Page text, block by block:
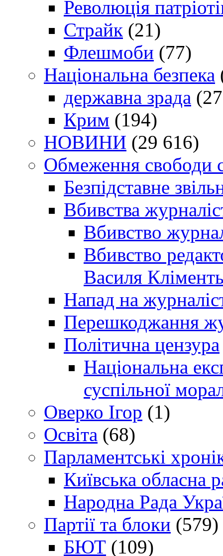
Революція
Страйк (21)
Флешмоби (77)
Національна безпека
державна зрада
Крим (194)
НОВИНИ (29 616)
Обмеження свободи
Безпідставне
Вбивства
Вбивство
Вбивство
Василя
Напад на
Перешкоджання
Політична цензура
Національна
суспільної
Оверко Ігор (1)
Освіта (68)
Парламентські
Київська обласна
Народна Рада
Партії та блоки (579)
БЮТ (109)